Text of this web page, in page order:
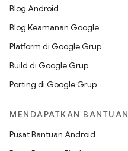
Blog Android
Blog Keamanan Google
Platform di Google Grup
Build di Google Grup
Porting di Google Grup
MENDAPATKAN BANTUAN
Pusat Bantuan Android